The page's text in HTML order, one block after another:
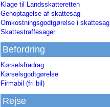
Klage til Landsskatteretten
Genoptagelse af skattesag
Omkostningsgodtgørelse i skattesag
Skattestraffesager
Befordring
Kørselsfradrag
Kørselsgodtgørelse
Firmabil (fri bil)
Rejse